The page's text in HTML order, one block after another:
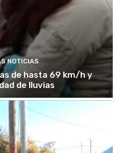
NOTICIAS
de hasta 69 km/h y
de lluvias